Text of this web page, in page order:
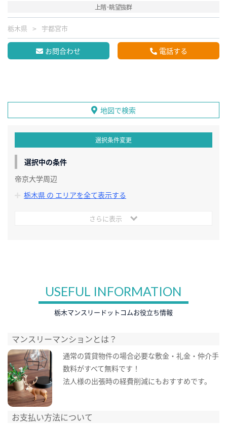
上階･眺望抜群
栃木県 宇都宮市
お問合わせ 電話する
地図で検索
選択条件変更
選択中の条件
帝京大学周辺
栃木県 の エリアを全て表示する
さらに表示
USEFUL INFORMATION
栃木マンスリードットコムお役立ち情報
マンスリーマンションとは？
通常の賃貸物件の場合必要な敷金・礼金・仲介手
数料がすべて無料です！
法人様の出張時の経費削減にもおすすめです。
お支払い方法について